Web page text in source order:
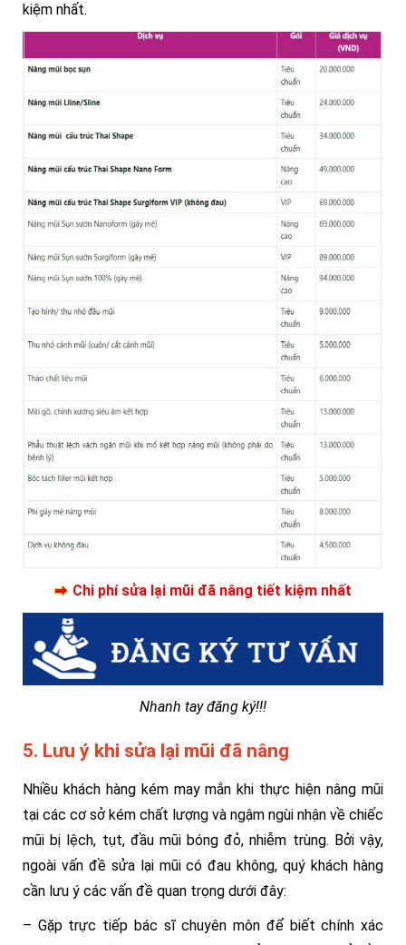
kiệm nhất.
Chi phí sửa lại mũi đã nâng tiết kiệm nhất
Nhanh tay đăng ký!!!
5. Lưu ý khi sửa lại mũi đã nâng
Nhiều khách hàng kém may mắn khi thực hiện nâng mũi
tại các cơ sở kém chất lượng và ngậm ngùi nhận về chiếc
mũi bị lệch, tụt, đầu mũi bóng đỏ, nhiễm trùng. Bởi vậy,
ngoài vấn đề sửa lại mũi có đau không, quý khách hàng
cần lưu ý các vấn đề quan trọng dưới đây:
– Gặp trực tiếp bác sĩ chuyên môn để biết chính xác